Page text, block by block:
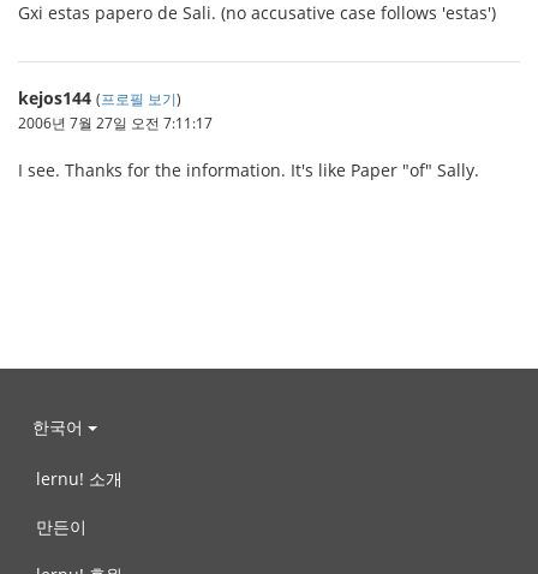
Gxi estas papero de Sali. (no accusative case follows 'estas')
kejos144 (프로필 보기)
2006년 7월 27일 오전 7:11:17
I see. Thanks for the information. It's like Paper "of" Sally.
한국어
lernu! 소개
만든이